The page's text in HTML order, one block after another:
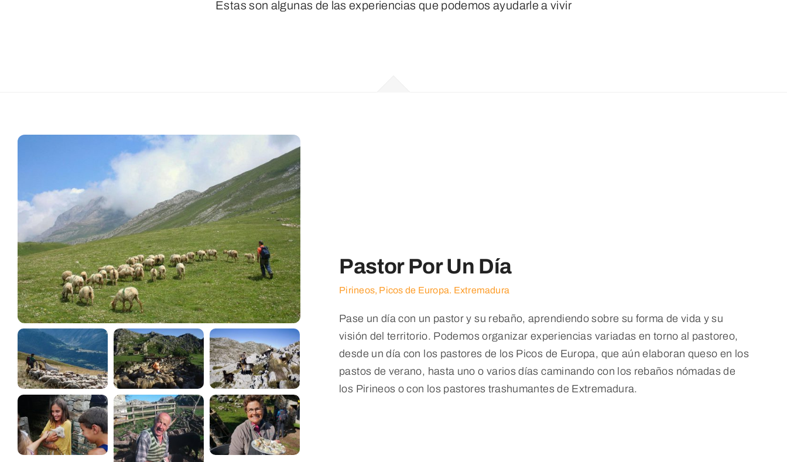
Estas son algunas de las experiencias que podemos ayudarle a vivir
Pastor Por Un Día
Pirineos, Picos de Europa. Extremadura
Pase un día con un pastor y su rebaño, aprendiendo sobre su forma de vida y su
visión del territorio. Podemos organizar experiencias variadas en torno al pastoreo,
desde un día con los pastores de los Picos de Europa, que aún elaboran queso en los
pastos de verano, hasta uno o varios días caminando con los rebaños nómadas de
los Pirineos o con los pastores trashumantes de Extremadura.